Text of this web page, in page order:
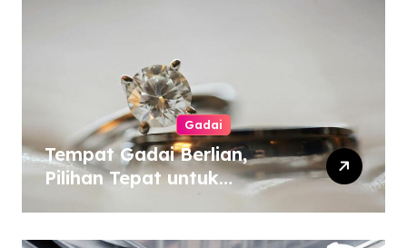
Gadai
Tempat Gadai Berlian,
Pilihan Tepat untuk